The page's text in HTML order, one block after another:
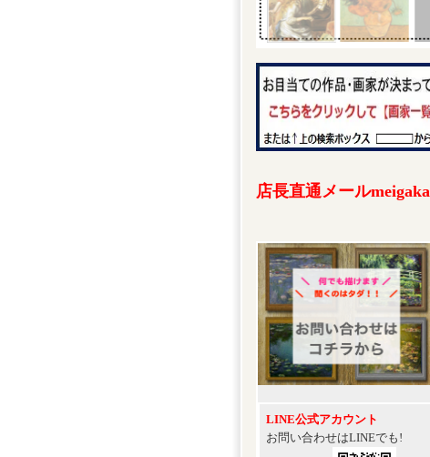
店長直通メール
LINE公式アカウント
お問い合わせはLINEでも!